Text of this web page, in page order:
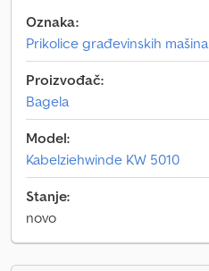
Oznaka:
Prikolice građevinskih mašina
Proizvođač:
Bagela
Model:
Kabelziehwinde KW 5010
Stanje:
novo